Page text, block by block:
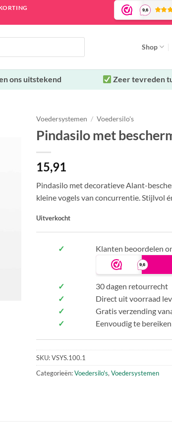
Shop
ons uitstekend Zeer tevreden
Voedersystemen / Voedersilo's
Pindasilo met
15,91
Pindasilo met decoratieve Alant-
kleine vogels van concurrentie. Stijlvol
Uitverkocht
✓ Klanten beoordelen
✓
30 dagen retourrecht
✓
Direct uit voorraad
✓
Gratis verzending
✓
Eenvoudig te
SKU:VSYS.100.1
Categorieën:Voedersilo's, Voedersystemen